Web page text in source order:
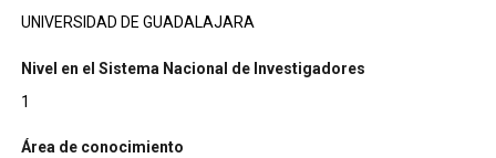
UNIVERSIDAD DE GUADALAJARA
Nivel en el Sistema Nacional de Investigadores
1
Área de conocimiento